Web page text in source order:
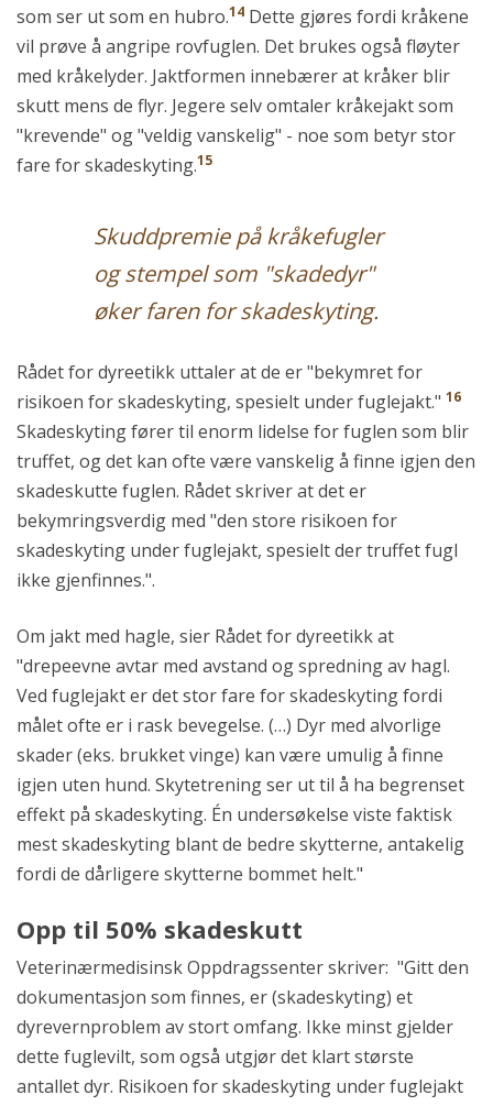
som ser ut som en hubro.14 Dette gjøres fordi kråkene
vil prøve å angripe rovfuglen. Det brukes også fløyter
med kråkelyder. Jaktformen innebærer at kråker blir
skutt mens de flyr. Jegere selv omtaler kråkejakt som
"krevende" og "veldig vanskelig" - noe som betyr stor
fare for skadeskyting.15
Skuddpremie på kråkefugler
og stempel som "skadedyr"
øker faren for skadeskyting.
Rådet for dyreetikk uttaler at de er "bekymret for
risikoen for skadeskyting, spesielt under fuglejakt." 16
Skadeskyting fører til enorm lidelse for fuglen som blir
truffet, og det kan ofte være vanskelig å finne igjen den
skadeskutte fuglen. Rådet skriver at det er
bekymringsverdig med "den store risikoen for
skadeskyting under fuglejakt, spesielt der truffet fugl
ikke gjenfinnes.".
Om jakt med hagle, sier Rådet for dyreetikk at
"drepeevne avtar med avstand og spredning av hagl.
Ved fuglejakt er det stor fare for skadeskyting fordi
målet ofte er i rask bevegelse. (…) Dyr med alvorlige
skader (eks. brukket vinge) kan være umulig å finne
igjen uten hund. Skytetrening ser ut til å ha begrenset
effekt på skadeskyting. Én undersøkelse viste faktisk
mest skadeskyting blant de bedre skytterne, antakelig
fordi de dårligere skytterne bommet helt."
Opp til 50% skadeskutt
Veterinærmedisinsk Oppdragssenter skriver: "Gitt den
dokumentasjon som finnes, er (skadeskyting) et
dyrevernproblem av stort omfang. Ikke minst gjelder
dette fuglevilt, som også utgjør det klart største
antallet dyr. Risikoen for skadeskyting under fuglejakt